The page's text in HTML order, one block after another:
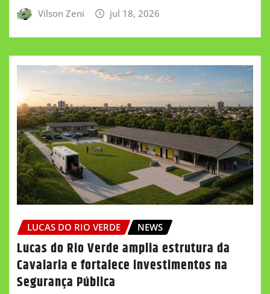
Vilson Zeni jul 18, 2026
LUCAS DO RIO VERDE NEWS
Lucas do Rio Verde amplia estrutura da
Cavalaria e fortalece investimentos na
Segurança Pública